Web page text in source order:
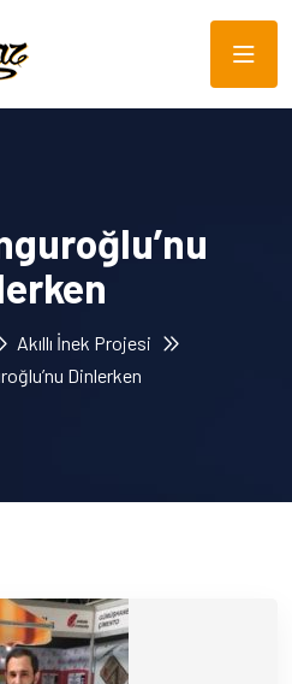
Akıllı İnek Projesi
Dinlerken